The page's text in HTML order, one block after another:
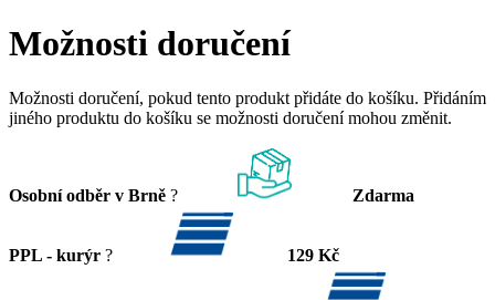
Možnosti doručení
Možnosti doručení, pokud tento produkt přidáte do košíku. Přidáním
jiného produktu do košíku se možnosti doručení mohou změnit.
Osobní odběr v Brně ? Zdarma
PPL - kurýr ? 129 Kč